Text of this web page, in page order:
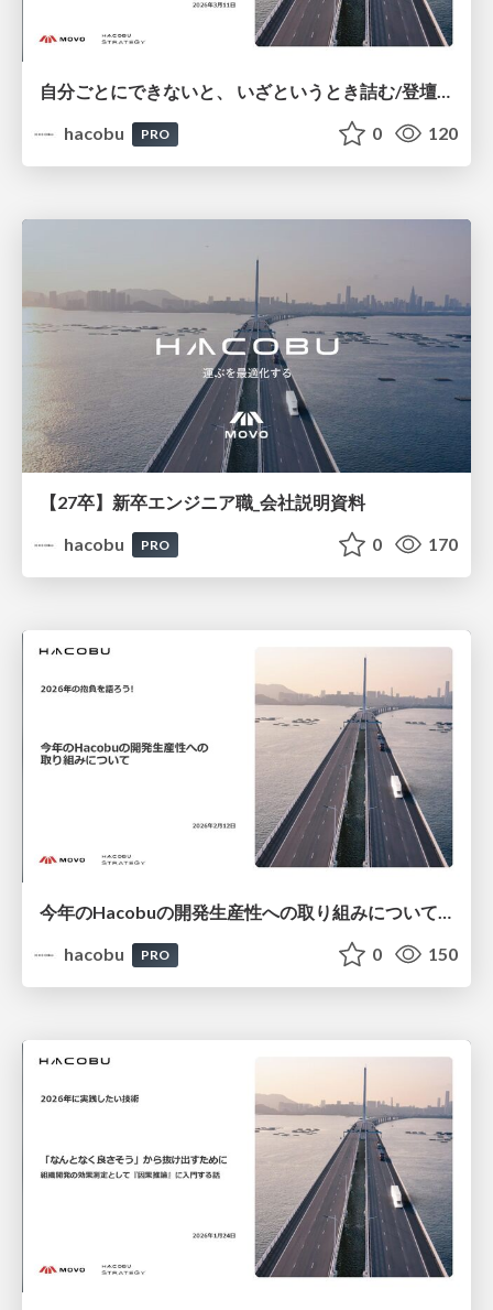
自分ごとにできないと、​ いざというとき詰む​/登壇資料（松本 寛地​）
hacobu
PRO 0 120
【27卒】新卒エンジニア職_会社説明資料
hacobu
PRO 0 170
今年のHacobuの開発生産性への取り組みについて/登壇資料（住吉 雄大）
hacobu
PRO 0 150